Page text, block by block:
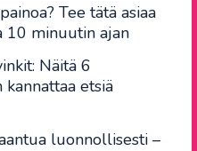
Tee tätä asiaa
10 minuutin ajan
Näitä 6
etsiä
luonnollisesti –